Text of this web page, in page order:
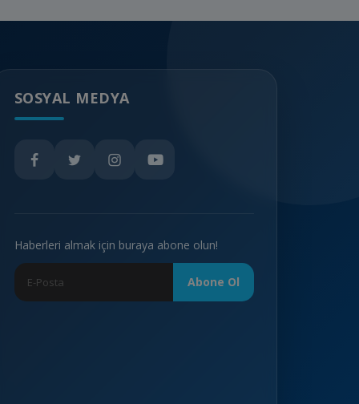
SOSYAL MEDYA
Haberleri almak için buraya abone olun!
Abone Ol